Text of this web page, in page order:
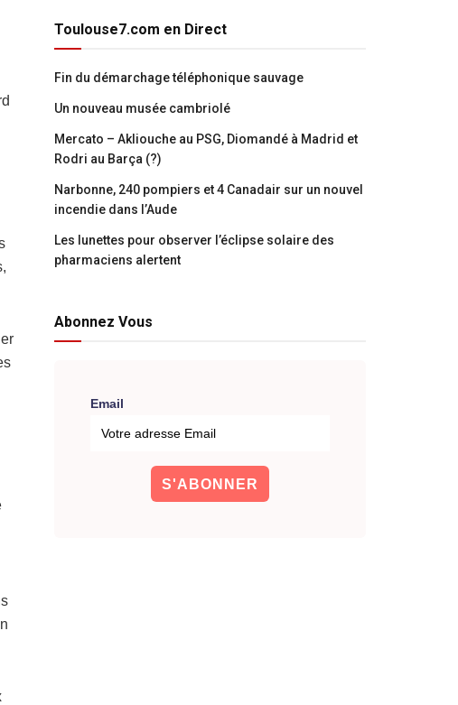
Toulouse7.com en Direct
Fin du démarchage téléphonique sauvage
Un nouveau musée cambriolé
Mercato – Akliouche au PSG, Diomandé à Madrid et
Rodri au Barça (?)
Narbonne, 240 pompiers et 4 Canadair sur un nouvel
incendie dans l’Aude
Les lunettes pour observer l’éclipse solaire des
pharmaciens alertent
Abonnez Vous
Email